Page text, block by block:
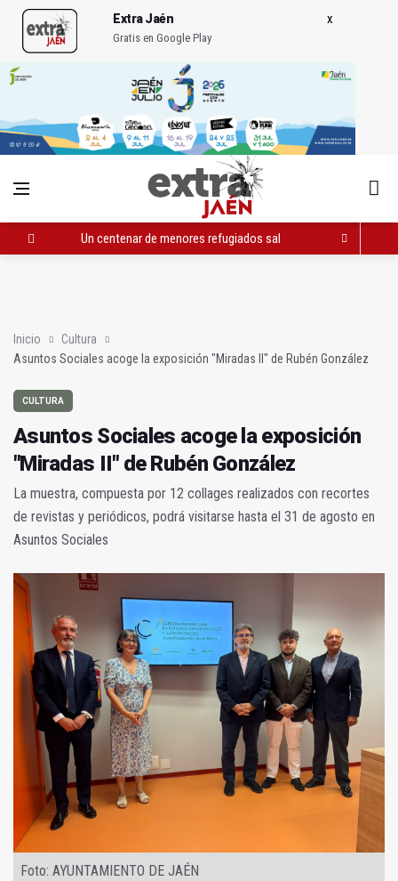
Extra Jaén
Gratis en Google Play
Un centenar de menores refugiados saharauis llegan a Jaén
Inicio
Cultura
Asuntos Sociales acoge la exposición "Miradas II" de Rubén González
CULTURA
Asuntos Sociales acoge la exposición
"Miradas II" de Rubén González
La muestra, compuesta por 12 collages realizados con recortes
de revistas y periódicos, podrá visitarse hasta el 31 de agosto en
Asuntos Sociales
Foto: AYUNTAMIENTO DE JAÉN